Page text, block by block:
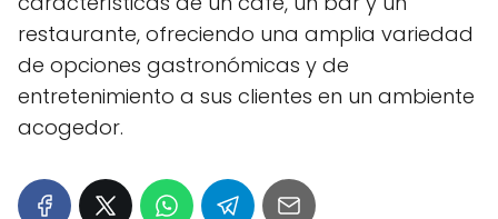
restaurante, ofreciendo una amplia variedad
de opciones gastronómicas y de
entretenimiento a sus clientes en un ambiente
acogedor.